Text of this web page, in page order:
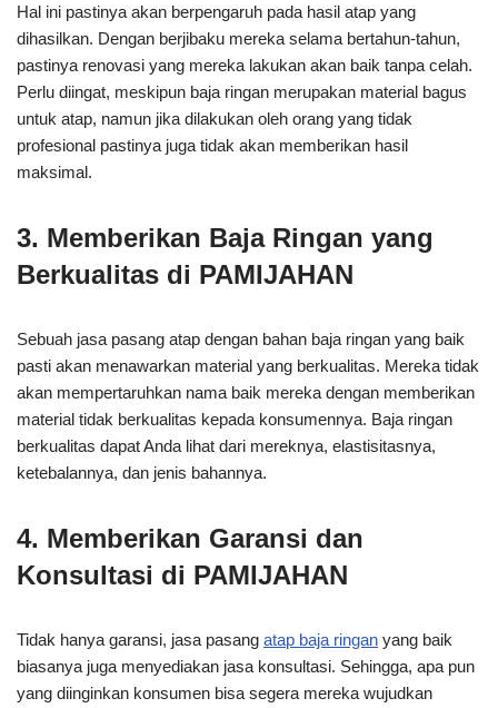
Hal ini pastinya akan berpengaruh pada hasil atap yang
dihasilkan. Dengan berjibaku mereka selama bertahun-tahun,
pastinya renovasi yang mereka lakukan akan baik tanpa celah.
Perlu diingat, meskipun baja ringan merupakan material bagus
untuk atap, namun jika dilakukan oleh orang yang tidak
profesional pastinya juga tidak akan memberikan hasil
maksimal.
3. Memberikan Baja Ringan yang
Berkualitas di PAMIJAHAN
Sebuah jasa pasang atap dengan bahan baja ringan yang baik
pasti akan menawarkan material yang berkualitas. Mereka tidak
akan mempertaruhkan nama baik mereka dengan memberikan
material tidak berkualitas kepada konsumennya. Baja ringan
berkualitas dapat Anda lihat dari mereknya, elastisitasnya,
ketebalannya, dan jenis bahannya.
4. Memberikan Garansi dan
Konsultasi di PAMIJAHAN
Tidak hanya garansi, jasa pasang atap baja ringan yang baik
biasanya juga menyediakan jasa konsultasi. Sehingga, apa pun
yang diinginkan konsumen bisa segera mereka wujudkan